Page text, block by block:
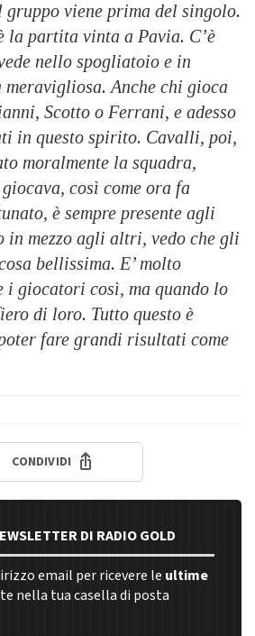
viene prima del singolo.
la partita vinta a Pavia. C’è
nello spogliatoio e in
meravigliosa. Anche chi gioca
Scotto o Ferrani, e adesso
in questo spirito. Cavalli, poi,
moralmente la squadra,
così come ora fa
è sempre presente agli
in mezzo agli altri, vedo che gli
bellissima. E’ molto
giocatori così, ma quando lo
di loro. Tutto questo è
fare grandi risultati come
CONDIVIDI
DI RADIO GOLD
email per ricevere le ultime
nella tua casella di posta